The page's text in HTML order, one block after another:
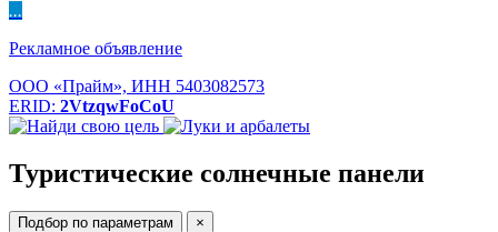
...
Рекламное объявление
ООО «Прайм», ИНН 5403082573
ERID: 2VtzqwFoCoU
Туристические солнечные панели
Подбор по параметрам ×